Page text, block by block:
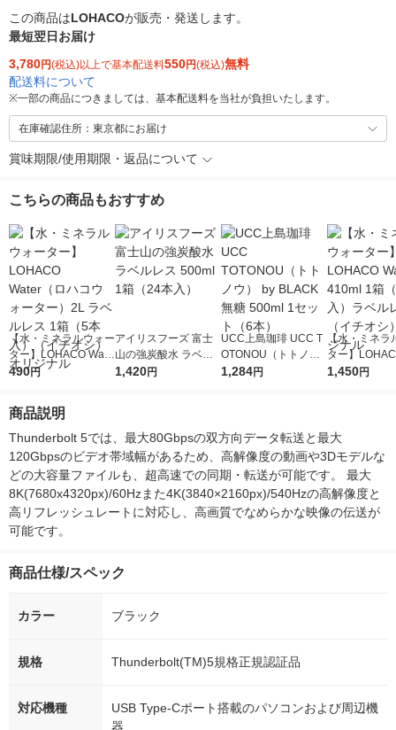
この商品はLOHACOが販売・発送します。
最短翌日お届け
3,780円(税込)以上で基本配送料550円(税込)無料
配送料について
※一部の商品につきましては、基本配送料を当社が負担いたします。
在庫確認住所：東京都にお届け
賞味期限/使用期限・返品について
こちらの商品もおすすめ
【水・ミネラルウォー
ター】LOHACO Wate
r（ロハコウォータ
シ） オリジナル
490円
アイリスフーズ 富士
山の強炭酸水 ラベル
レス 500ml 1箱（24
1,420円
UCC上島珈琲 UCC T
OTONOU（トトノ
ウ） by BLACK無糖 5
1,284円
【水・ミネラ
ター】
r 410ml 1箱（
1,450円
商品説明
Thunderbolt 5では、最大80Gbpsの双方向データ転送と最大
120Gbpsのビデオ帯域幅があるため、高解像度の動画や3Dモデルな
どの大容量ファイルも、超高速での同期・転送が可能です。 最大
8K(7680x4320px)/60Hzまた4K(3840×2160px)/540Hzの高解像度と
高リフレッシュレートに対応し、高画質でなめらかな映像の伝送が
可能です。
商品仕様/スペック
カラー ブラック
規格 Thunderbolt(TM)5規格正規認証品
対応機種
USB Type-Cポート搭載のパソコンおよび周辺機
器